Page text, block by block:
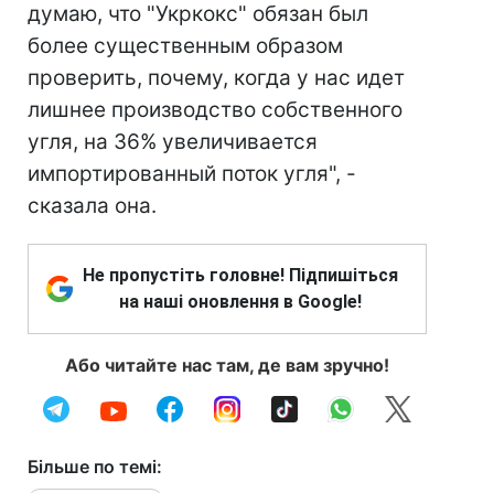
думаю, что "Укркокс" обязан был
более существенным образом
проверить, почему, когда у нас идет
лишнее производство собственного
угля, на 36% увеличивается
импортированный поток угля", -
сказала она.
Не пропустіть головне! Підпишіться
на наші оновлення в Google!
Або читайте нас там, де вам зручно!
Більше по темі: